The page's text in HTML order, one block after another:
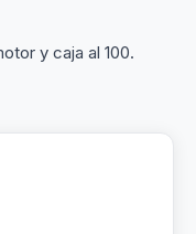
y caja al 100.